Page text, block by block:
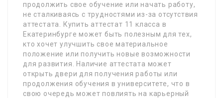
продолжить свое обучение или начать работу,
не сталкиваясь с трудностями из-за отсутствия
аттестата. Купить аттестат 11 класса в
Екатеринбурге может быть полезным для тех,
кто хочет улучшить свое материальное
положение или получить новые возможности
для развития. Наличие аттестата может
открыть двери для получения работы или
продолжения обучения в университете, что в
свою очередь может повлиять на карьерный